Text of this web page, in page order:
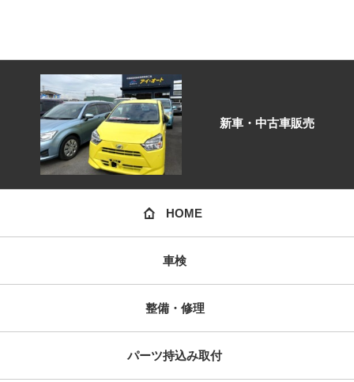
新車・中古車販売
HOME
車検
整備・修理
パーツ持込み取付